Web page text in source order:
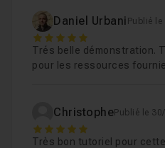
Daniel Urbani Publié
5
Trés belle démonstration.
pour les ressources
ChristophePublié le
5
Très bon tutoriel pour